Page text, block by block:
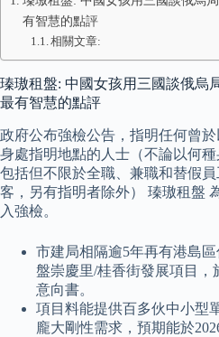
有智慧的點評
相關文章:
瑧璈租盤: 中國女孩用三國談俄烏
最有智慧的點評
政府公布強檢公告，指明任何曾
身處指明地點的人士（不論以何種
包括但不限於全職、兼職和替假
客，另有指明者除外） 瑧璈租盤
入強檢。
市建局相隔逾5年再有港島
盤崇慶里/桂香街發展項目，
意向書。
項目料能提供百多伙中小型
龐大剛性需求，預期能於